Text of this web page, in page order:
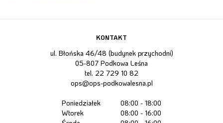
KONTAKT
ul. Błońska 46/48 (budynek przychodni)
05-807 Podkowa Leśna
tel. 22 729 10 82
ops@ops-podkowalesna.pl
Poniedziałek
08:00 - 18:00
Wtorek
08:00 - 16:00